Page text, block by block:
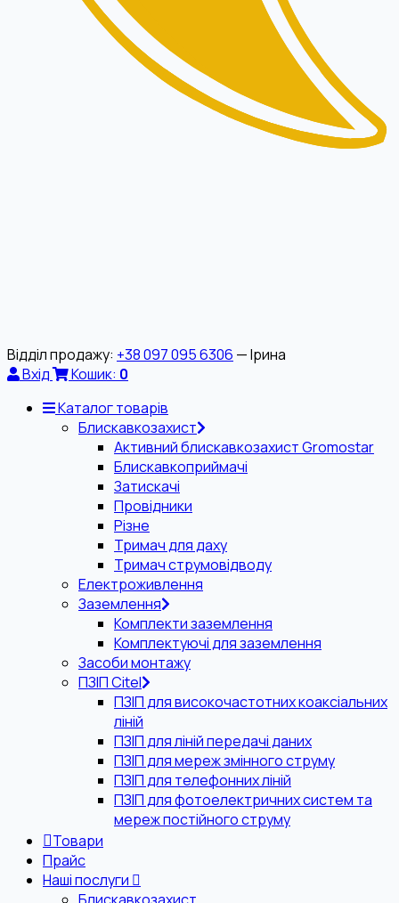
Відділ продажу: +38 097 095 6306 — Ірина
Вхід
Кошик: 0
Каталог товарів
Блискавкозахист
Активний блискавкозахист Gromostar
Блискавкоприймачі
Затискачі
Провідники
Різне
Тримач для даху
Тримач струмовідводу
Електроживлення
Заземлення
Комплекти заземлення
Комплектуючі для заземлення
Засоби монтажу
ПЗІП Citel
ПЗІП для високочастотних коаксіальних
ліній
ПЗІП для ліній передачі даних
ПЗІП для мереж змінного струму
ПЗІП для телефонних ліній
ПЗІП для фотоелектричних систем та
мереж постійного струму
Товари
Прайс
Наші послуги